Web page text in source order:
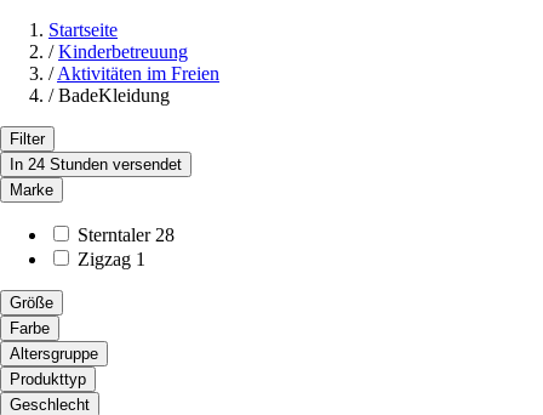
Startseite
/ Kinderbetreuung
/ Aktivitäten im Freien
/ BadeKleidung
Filter
In 24 Stunden versendet
Marke
Sterntaler 28
Zigzag 1
Größe
Farbe
Altersgruppe
Produkttyp
Geschlecht